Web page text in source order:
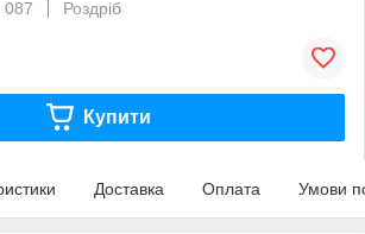
087
Роздріб
Купити
Доставка Оплата Умови